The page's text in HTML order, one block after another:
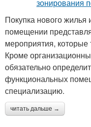
Покупка нового
помещении
мероприятия,
Кроме
обязательно
функциональных
специализацию.
читать дальше →